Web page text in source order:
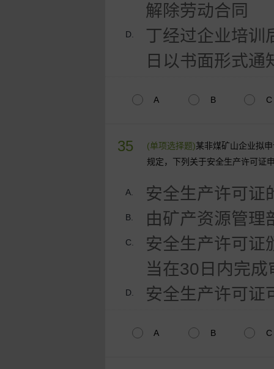
解除劳动合同
D.
丁经过企业培训
日以书面形式
A B C
35 (单项选择题)某非煤矿山企业拟
规定，下列关于安全生产许可
A. 安全生产许可证
B. 由矿产资源管理
C.
安全生产许可证
当在30日内完
D. 安全生产许可证
A B C